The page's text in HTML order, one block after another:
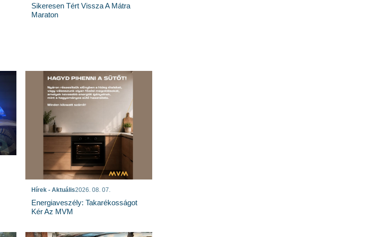
Sikeresen Tért Vissza A Mátra
Maraton
Hírek - Aktuális2026. 08. 07.
Energiaveszély: Takarékosságot
Kér Az MVM